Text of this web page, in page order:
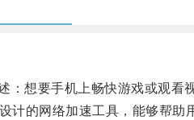
要手机上畅快游戏或观看
的网络加速工具，能够帮